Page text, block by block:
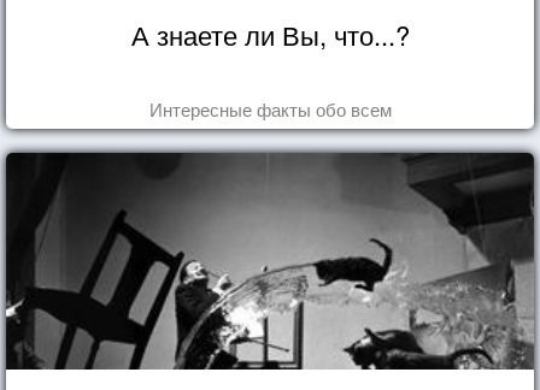
А знаете ли Вы, что...?
Интересные факты обо всем